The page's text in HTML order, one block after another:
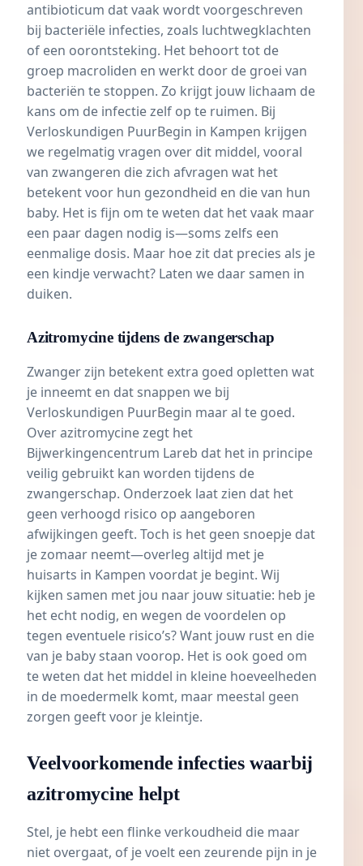
antibioticum dat vaak wordt voorgeschreven
bij bacteriële infecties, zoals luchtwegklachten
of een oorontsteking. Het behoort tot de
groep macroliden en werkt door de groei van
bacteriën te stoppen. Zo krijgt jouw lichaam de
kans om de infectie zelf op te ruimen. Bij
Verloskundigen PuurBegin in Kampen krijgen
we regelmatig vragen over dit middel, vooral
van zwangeren die zich afvragen wat het
betekent voor hun gezondheid en die van hun
baby. Het is fijn om te weten dat het vaak maar
een paar dagen nodig is—soms zelfs een
eenmalige dosis. Maar hoe zit dat precies als je
een kindje verwacht? Laten we daar samen in
duiken.
Azitromycine tijdens de zwangerschap
Zwanger zijn betekent extra goed opletten wat
je inneemt en dat snappen we bij
Verloskundigen PuurBegin maar al te goed.
Over azitromycine zegt het
Bijwerkingencentrum Lareb dat het in principe
veilig gebruikt kan worden tijdens de
zwangerschap. Onderzoek laat zien dat het
geen verhoogd risico op aangeboren
afwijkingen geeft. Toch is het geen snoepje dat
je zomaar neemt—overleg altijd met je
huisarts in Kampen voordat je begint. Wij
kijken samen met jou naar jouw situatie: heb je
het echt nodig, en wegen de voordelen op
tegen eventuele risico’s? Want jouw rust en die
van je baby staan voorop. Het is ook goed om
te weten dat het middel in kleine hoeveelheden
in de moedermelk komt, maar meestal geen
zorgen geeft voor je kleintje.
Veelvoorkomende infecties waarbij
azitromycine helpt
Stel, je hebt een flinke verkoudheid die maar
niet overgaat, of je voelt een zeurende pijn in je